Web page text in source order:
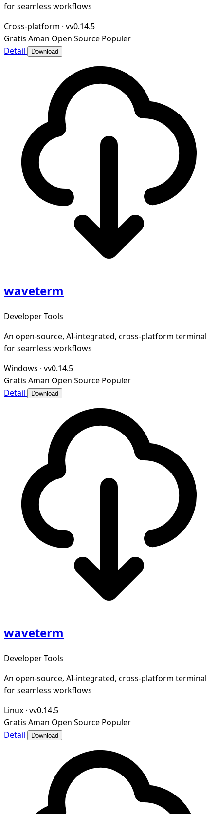
for seamless workflows
Cross-platform · vv0.14.5
Gratis Aman Open Source Populer
Detail
Download
waveterm
Developer Tools
An open-source, AI-integrated, cross-platform terminal
for seamless workflows
Windows · vv0.14.5
Gratis Aman Open Source Populer
Detail
Download
waveterm
Developer Tools
An open-source, AI-integrated, cross-platform terminal
for seamless workflows
Linux · vv0.14.5
Gratis Aman Open Source Populer
Detail
Download